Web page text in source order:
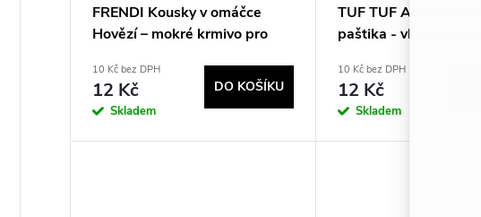
FRENDI Kousky v omáčce
Hovězí – mokré krmivo pro
10 Kč bez DPH
12 Kč
Skladem
DO KOŠÍKU
TUF TUF Alupak
paštika - vlhké krmivo
10 Kč bez DPH
12 Kč
Skladem